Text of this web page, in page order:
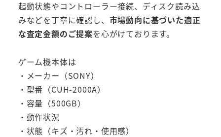
起動状態やコントローラー接続、ディスク読み込
みなどを丁寧に確認し、 市場動向に基づいた適正
な査定金額のご提案を心がけております。
ゲーム機本体は
・メーカー（SONY）
・型番（CUH-2000A）
・容量（500GB）
・動作状況
・状態（キズ・汚れ・使用感）